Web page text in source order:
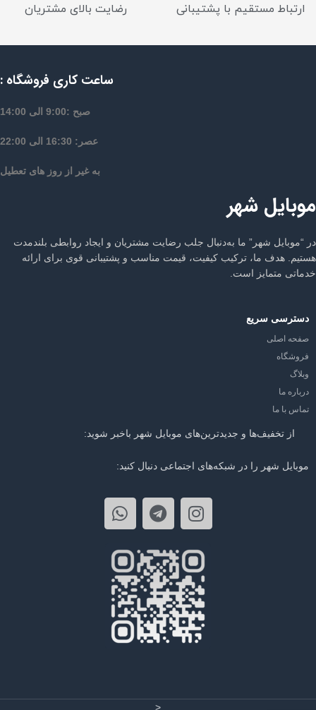
ارتباط مستقیم با پشتیبانی رضایت بالای مشتریان
ساعت کاری فروشگاه :
صبح :9:00 الی 14:00
عصر: 16:30 الی 22:00
به غیر از روز های تعطیل
موبایل شهر
در “موبایل شهر” ما به‌دنبال جلب رضایت مشتریان و ایجاد روابطی بلندمدت
هستیم. هدف ما، ترکیب کیفیت، قیمت مناسب و پشتیبانی قوی برای ارائه
خدماتی متمایز است.
دسترسی سریع
صفحه اصلی
فروشگاه
وبلاگ
درباره ما
تماس با ما
از تخفیف‌ها و جدیدترین‌های موبایل شهر باخبر شوید:
موبایل شهر را در شبکه‌های اجتماعی دنبال کنید:
<